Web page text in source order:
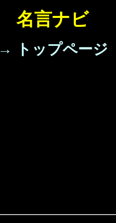
名言ナビ
→ トップページ